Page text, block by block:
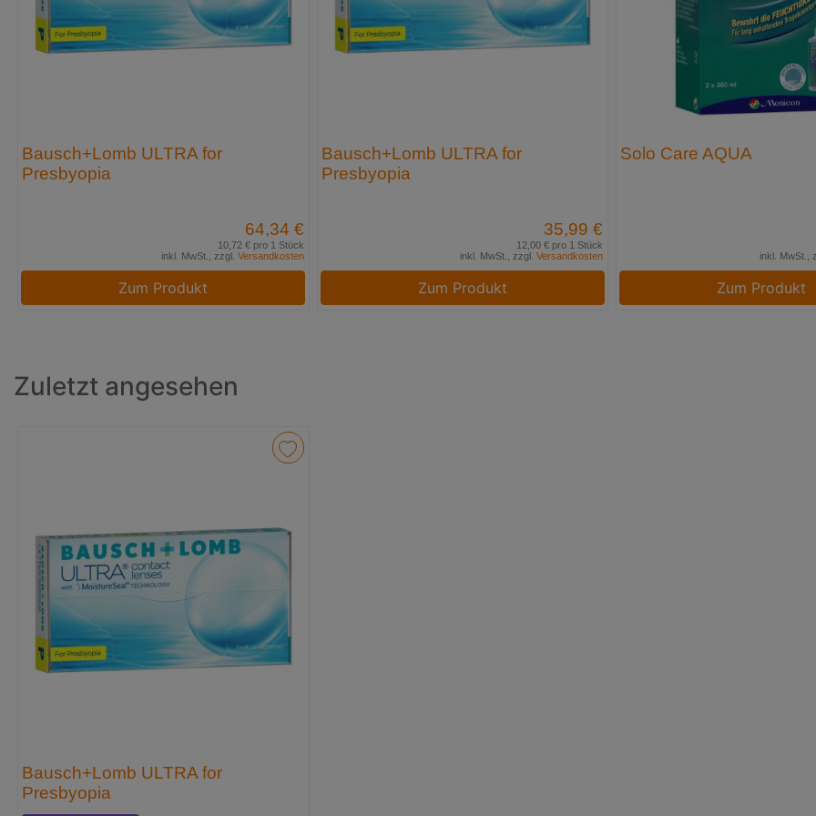
Bausch+Lomb ULTRA for
Presbyopia
64,34 €
10,72 € pro 1 Stück
inkl. MwSt., zzgl. Versandkosten
Zum Produkt
Bausch+Lomb ULTRA for
Presbyopia
35,99 €
12,00 € pro 1 Stück
inkl. MwSt., zzgl. Versandkosten
Zum Produkt
Solo Care AQUA
inkl. MwSt.,
Zum Produkt
Zuletzt angesehen
Bausch+Lomb ULTRA for
Presbyopia